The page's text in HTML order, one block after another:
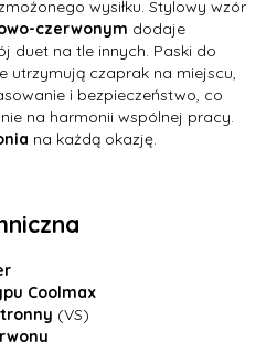
wysiłku. Stylowy wzór
czerwonym dodaje
duet na tle innych. Paski do
utrzymują czaprak na miejscu,
i bezpieczeństwo, co
na harmonii wspólnej pracy.
na każdą okazję.
Coolmax
(VS)